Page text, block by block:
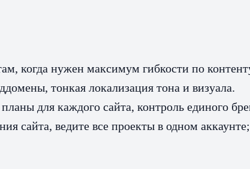
когда нужен максимум гибкости по
тонкая локализация тона и визуала.
для каждого сайта, контроль единого
сайта, ведите все проекты в одном